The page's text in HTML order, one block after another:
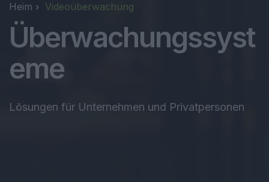
Heim Videoüberwachung
Überwachungssyst
eme
Lösungen für Unternehmen und Privatpersonen